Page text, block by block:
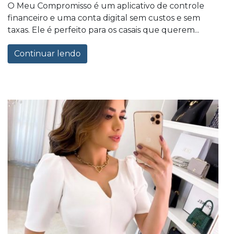
O Meu Compromisso é um aplicativo de controle
financeiro e uma conta digital sem custos e sem
taxas. Ele é perfeito para os casais que querem...
Continuar lendo